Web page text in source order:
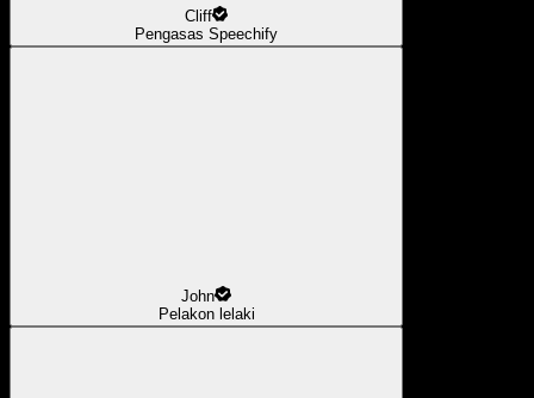
Cliff
Pengasas Speechify
John
Pelakon lelaki